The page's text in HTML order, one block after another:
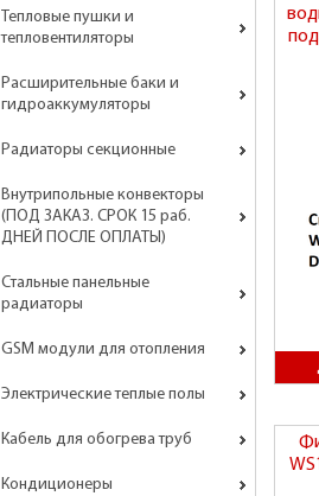
Тепловые пушки и
тепловентиляторы
Расширительные баки и
гидроаккумуляторы
Радиаторы секционные
Внутрипольные конвекторы
(ПОД ЗАКАЗ. СРОК 15 раб.
ДНЕЙ ПОСЛЕ ОПЛАТЫ)
Стальные панельные
радиаторы
GSM модули для отопления
Электрические теплые полы
Кабель для обогрева труб
Кондиционеры